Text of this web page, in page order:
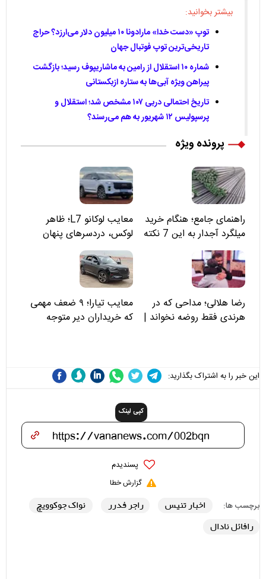
بیشتر بخوانید:
توپ «دست خدا» مارادونا ۱۰ میلیون دلار می‌ارزد؟ حراج
تاریخی‌ترین توپ فوتبال جهان
شماره ۱۰ استقلال از رامین به ماشاریپوف رسید؛ بازگشت
پیراهن ویژه آبی‌ها به ستاره ازبکستانی
تاریخ احتمالی دربی ۱۰۷ مشخص شد؛ استقلال و
پرسپولیس ۱۲ شهریور به هم می‌رسند؟
پرونده ویژه
راهنمای جامع؛ هنگام خرید
میلگرد آجدار به این 7 نکته
توجه کنید
معایب لوکانو L7؛ ظاهر
لوکس، دردسرهای پنهان
رضا هلالی؛ مداحی که در
هرندی فقط روضه نخواند |
معایب تیارا؛ ۹ ضعف مهمی
که خریداران دیر متوجه
این خبر را به اشتراک بگذارید:
کپی لینک
پسندیدم
گزارش خطا
برچسب ها: اخبار تنیس راجر فدرر
نواک جوکوویچ
رافائل نادال